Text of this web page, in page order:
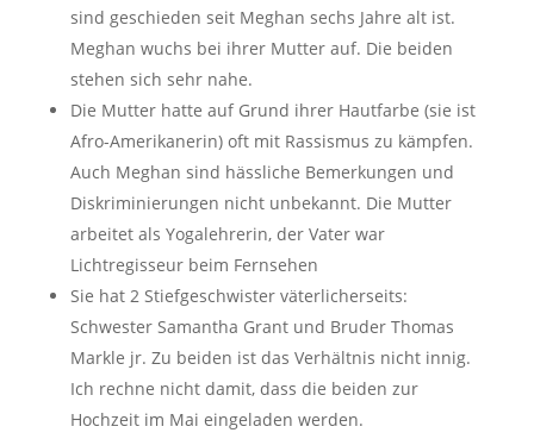
sind geschieden seit Meghan sechs Jahre alt ist.
Meghan wuchs bei ihrer Mutter auf. Die beiden
stehen sich sehr nahe.
Die Mutter hatte auf Grund ihrer Hautfarbe (sie ist
Afro-Amerikanerin) oft mit Rassismus zu kämpfen.
Auch Meghan sind hässliche Bemerkungen und
Diskriminierungen nicht unbekannt. Die Mutter
arbeitet als Yogalehrerin, der Vater war
Lichtregisseur beim Fernsehen
Sie hat 2 Stiefgeschwister väterlicherseits:
Schwester Samantha Grant und Bruder Thomas
Markle jr. Zu beiden ist das Verhältnis nicht innig.
Ich rechne nicht damit, dass die beiden zur
Hochzeit im Mai eingeladen werden.